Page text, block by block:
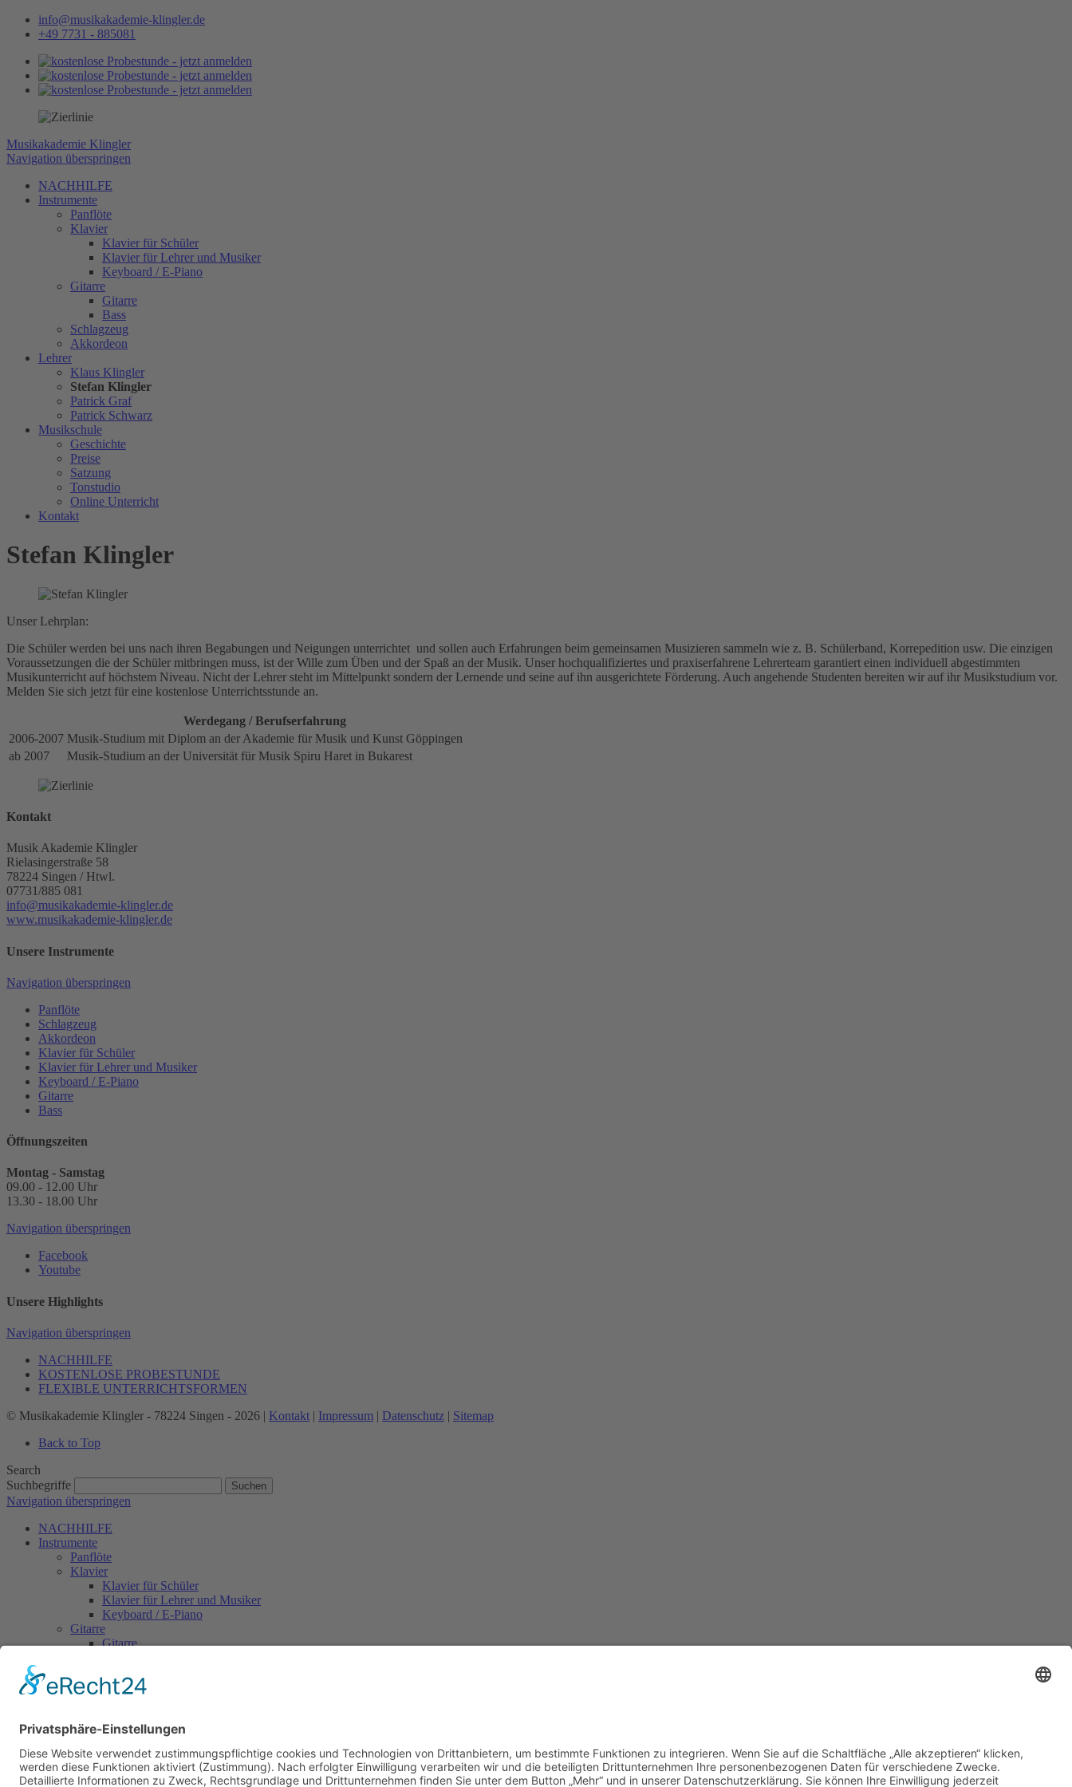
info@musikakademie-klingler.de
+49 7731 - 885081
Musikakademie Klingler
Navigation überspringen
NACHHILFE
Instrumente
Panflöte
Klavier
Klavier für Schüler
Klavier für Lehrer und Musiker
Keyboard / E-Piano
Gitarre
Gitarre
Bass
Schlagzeug
Akkordeon
Lehrer
Klaus Klingler
Stefan Klingler
Patrick Graf
Patrick Schwarz
Musikschule
Geschichte
Preise
Satzung
Tonstudio
Online Unterricht
Kontakt
Stefan Klingler
Unser Lehrplan:
Die Schüler werden bei uns nach ihren Begabungen und Neigungen unterrichtet und sollen auch Erfahrungen beim gemeinsamen Musizieren sammeln wie z. B. Schülerband, Korrepedition usw. Die einzigen
Voraussetzungen die der Schüler mitbringen muss, ist der Wille zum Üben und der Spaß an der Musik. Unser hochqualifiziertes und praxiserfahrene Lehrerteam garantiert einen individuell abgestimmten
Musikunterricht auf höchstem Niveau. Nicht der Lehrer steht im Mittelpunkt sondern der Lernende und seine auf ihn ausgerichtete Förderung. Auch angehende Studenten bereiten wir auf ihr Musikstudium vor.
Melden Sie sich jetzt für eine kostenlose Unterrichtsstunde an.
Werdegang / Berufserfahrung
2006-2007 Musik-Studium mit Diplom an der Akademie für Musik und Kunst Göppingen
ab 2007
Musik-Studium an der Universität für Musik Spiru Haret in Bukarest
Kontakt
Musik Akademie Klingler
Rielasingerstraße 58
78224 Singen / Htwl.
07731/885 081
info@musikakademie-klingler.de
www.musikakademie-klingler.de
Unsere Instrumente
Navigation überspringen
Panflöte
Schlagzeug
Akkordeon
Klavier für Schüler
Klavier für Lehrer und Musiker
Keyboard / E-Piano
Gitarre
Bass
Öffnungszeiten
Montag - Samstag
09.00 - 12.00 Uhr
13.30 - 18.00 Uhr
Navigation überspringen
Facebook
Youtube
Unsere Highlights
Navigation überspringen
NACHHILFE
KOSTENLOSE PROBESTUNDE
FLEXIBLE UNTERRICHTSFORMEN
© Musikakademie Klingler - 78224 Singen - 2026 | Kontakt | Impressum | Datenschutz | Sitemap
Back to Top
Search
Suchbegriffe
Suchen
Navigation überspringen
NACHHILFE
Instrumente
Panflöte
Klavier
Klavier für Schüler
Klavier für Lehrer und Musiker
Keyboard / E-Piano
Gitarre
Gitarre
Akkordeon
Stefan Klingler
Patrick Schwarz
Musikschule